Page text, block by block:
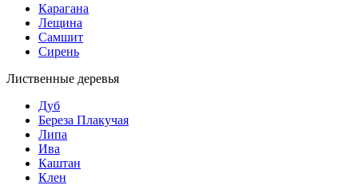
Карагана
Лещина
Самшит
Сирень
Лиственные деревья
Дуб
Береза Плакучая
Липа
Ива
Каштан
Клен